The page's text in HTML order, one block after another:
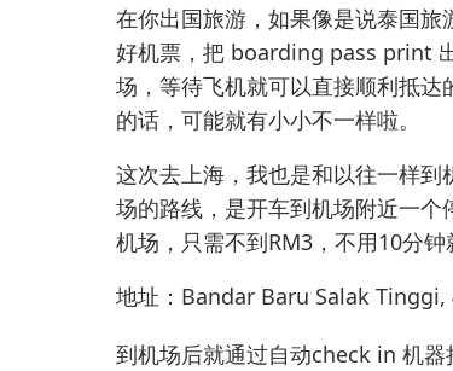
在你出国旅游，如果像是说泰国
好机票，把 boarding pass print
场，等待飞机就可以直接顺利抵
的话，可能就有小小不一样啦。
这次去上海，我也是和以往一样
场的路线，是开车到机场附近一
机场，只需不到RM3，不用10分钟
地址：Bandar Baru Salak
到机场后就通过自动check in 机